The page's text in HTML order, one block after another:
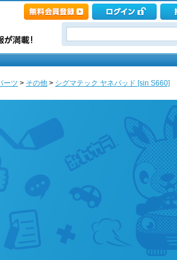
ーツ > その他 > シグマテック ヤネパッド [sin S660]